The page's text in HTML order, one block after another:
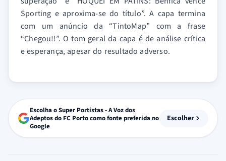
Sporting e aproxima-se do título”. A capa termina
com um anúncio da “TintoMap” com a frase
“Chegou!!”. O tom geral da capa é de análise crítica
e esperança, apesar do resultado adverso.
Escolha o Super Portistas - A Voz dos
Adeptos do FC Porto como fonte preferida no
Google
Escolher